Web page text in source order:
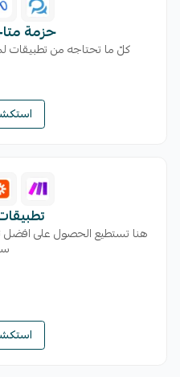
حزمة
كلّ ما تحتاجه من تطبيقات
هنا تستطيع الحصول على افضل